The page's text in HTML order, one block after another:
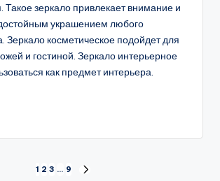
Такое зеркало привлекает внимание и
украшением любого
Зеркало косметическое подойдет для
и гостиной. Зеркало интерьерное
как предмет интерьера.
1 2 3 … 9